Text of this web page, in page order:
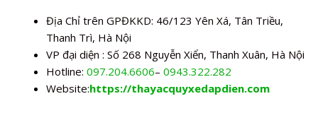
Địa Chỉ trên GPĐKKD: 46/123 Yên Xá, Tân Triều,
Thanh Trì, Hà Nội
VP đại diện : Số 268 Nguyễn Xiển, Thanh Xuân, Hà Nội
Hotline: 097.204.6606– 0943.322.282
Website:https://thayacquyxedapdien.com